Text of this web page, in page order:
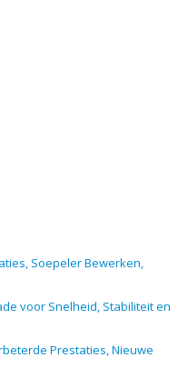
Soepeler Bewerken,
voor Snelheid, Stabiliteit en
Prestaties, Nieuwe